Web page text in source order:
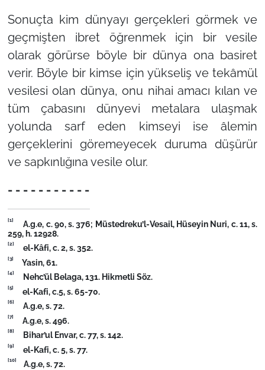
Sonuçta kim dünyayı gerçekleri görmek ve
geçmişten ibret öğrenmek için bir vesile
olarak görürse böyle bir dünya ona basiret
verir. Böyle bir kimse için yükseliş ve tekâmül
vesilesi olan dünya, onu nihai amacı kılan ve
tüm çabasını dünyevi metalara ulaşmak
yolunda sarf eden kimseyi ise âlemin
gerçeklerini göremeyecek duruma düşürür
ve sapkınlığına vesile olur.
- - - - - - - - - - -
[1]
A.g.e, c. 90, s. 376; Müstedreku’l-Vesail, Hüseyin Nuri, c. 11, s.
259, h. 12928.
[2] el-Kâfi, c. 2, s. 352.
[3] Yasin, 61.
[4] Nehc’ül Belaga, 131. Hikmetli Söz.
[5] el-Kafi, c.5, s. 65-70.
[6] A.g.e, s. 72.
[7] A.g.e, s. 496.
[8] Bihar’ul Envar, c. 77, s. 142.
[9] el-Kafi, c. 5, s. 77.
[10] A.g.e, s. 72.